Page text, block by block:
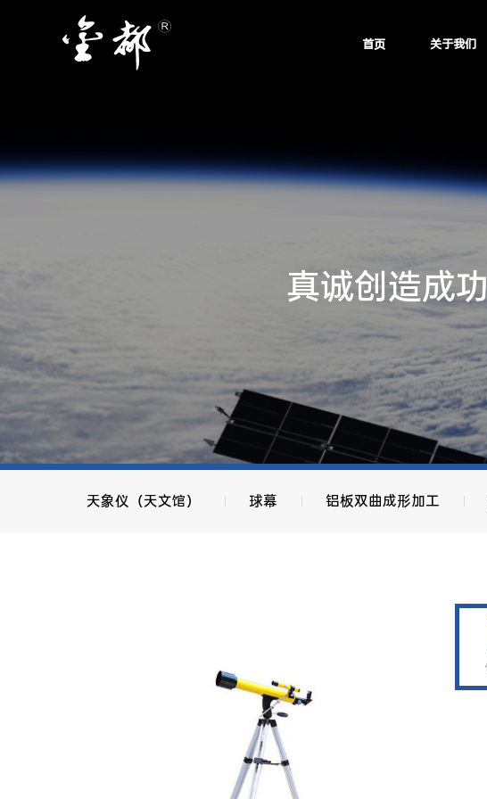
首页 关于我们
真诚创造成功
天象仪（天文馆） 球幕 铝板双曲成形加工